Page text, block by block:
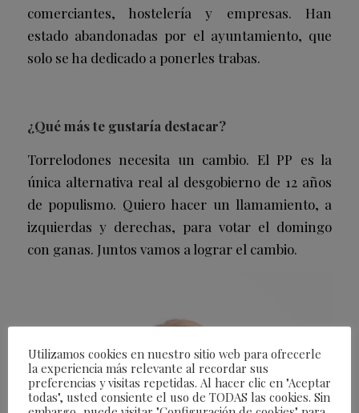
comerciantes, hostelería y empresas. Han
estado abandonadas por el ayuntamiento, que
solo se ha dedicado a ponerles trabas.
¿Qué más te gustaría destacar?
Torrelodones necesita un cambio. El PP es la
única alternativa real al desgobierno de 12 años
de populismo. Quiero hacer un llamamiento, a
izquierdas y derechas, para votar el domingo
con ganas. Juntos vamos a lograr el cambio.
Utilizamos cookies en nuestro sitio web para ofrecerle
la experiencia más relevante al recordar sus
preferencias y visitas repetidas. Al hacer clic en "Aceptar
todas", usted consiente el uso de TODAS las cookies. Sin